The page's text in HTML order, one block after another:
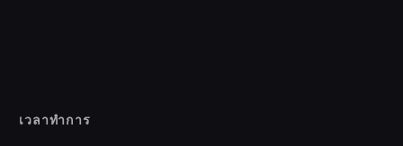
เวลาทำการ